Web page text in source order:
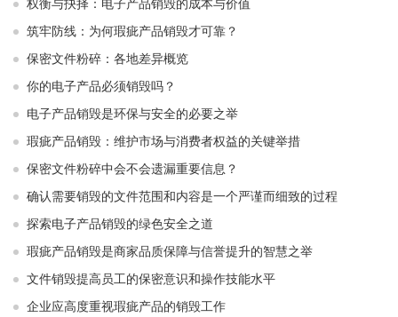
权衡与抉择：电子产品销毁的成本与价值
筑牢防线：为何瑕疵产品销毁才可靠？
保密文件粉碎：各地差异概览
你的电子产品必须销毁吗？
电子产品销毁是环保与安全的必要之举​ ​
瑕疵产品销毁：维护市场与消费者权益的关键举措​ ​
保密文件粉碎中会不会遗漏重要信息？
确认需要销毁的文件范围和内容是一个严谨而细致的过程
探索电子产品销毁的绿色安全之道
瑕疵产品销毁是商家品质保障与信誉提升的智慧之举
文件销毁提高员工的保密意识和操作技能水平
企业应高度重视瑕疵产品的销毁工作